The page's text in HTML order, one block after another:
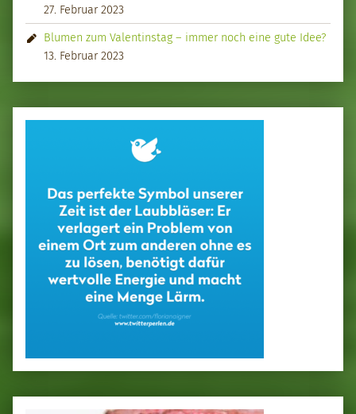
27. Februar 2023
Blumen zum Valentinstag – immer noch eine gute Idee?
13. Februar 2023